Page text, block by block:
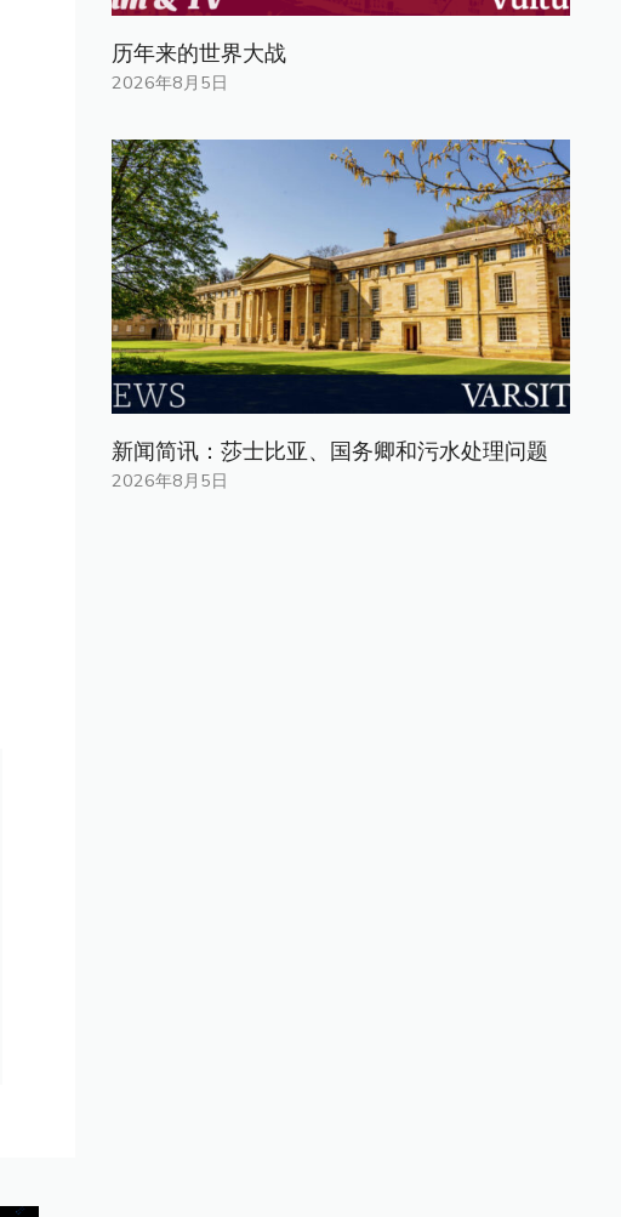
历年来的世界大战
2026年8月5日
新闻简讯：莎士比亚、国务卿和污水处理问题
2026年8月5日